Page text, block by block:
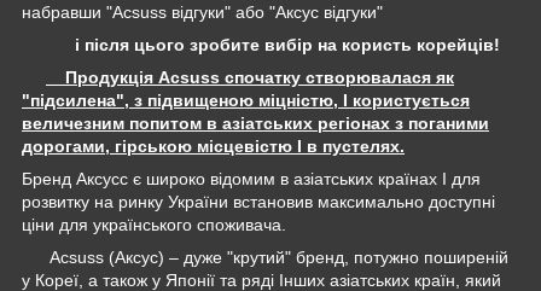
набравши "Acsuss відгуки" або "Аксус відгуки"
і після цього зробите вибір на користь корейців!
Продукція Acsuss спочатку створювалася як
"підсилена", з підвищеною міцністю, І користується
величезним попитом в азіатських регіонах з поганими
дорогами, гірською місцевістю І в пустелях.
Бренд Аксусс є широко відомим в азіатських країнах І для
розвитку на ринку України встановив максимально доступні
ціни для українського споживача.
Acsuss (Аксус) – дуже "крутий" бренд, потужно поширеній
у Кореї, а також у Японії та ряді Інших азіатських країн, який